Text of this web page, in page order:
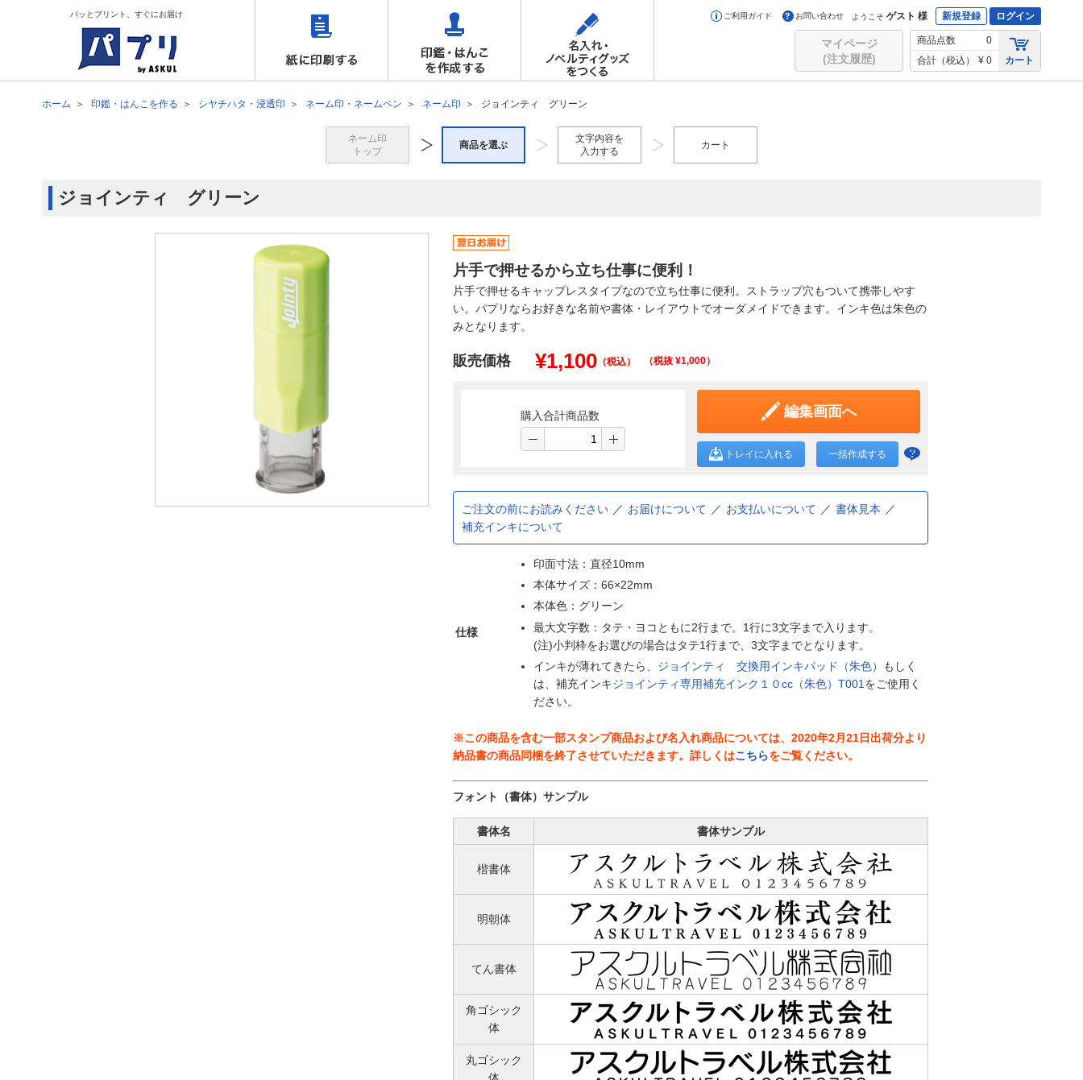
パッとプリント、すぐにお届け ご利用ガイド お問い合わせ ようこそ ゲスト 様 新規登録 ログイン
マイページ
(注文履歴)
商品点数
0
合計（税込）
¥ 0 カート
ホーム 印鑑・はんこを作る シヤチハタ・浸透印 ネーム印・ネームペン ネーム印 ジョインティ グリーン
ネーム印
トップ
商品を選ぶ
文字内容を
入力する
カート
ジョインティ グリーン
片手で押せるから立ち仕事に便利！
片手で押せるキャップレスタイプなので立ち仕事に便利。ストラップ穴もついて携帯しやす
い。パプリならお好きな名前や書体・レイアウトでオーダメイドできます。インキ色は朱色の
みとなります。
販売価格 ¥1,100 （税込） （税抜 ¥1,000）
購入合計商品数 編集画面へ
トレイに入れる 一括作成する
ご注文の前にお読みください お届けについて お支払いについて
書体見本
補充インキについて
仕様
印面寸法：直径10mm
本体サイズ：66×22mm
本体色：グリーン
最大文字数：タテ・ヨコともに2行まで。1行に3文字まで入ります。
(注)小判枠をお選びの場合はタテ1行まで、3文字までとなります。
インキが薄れてきたら、 ジョインティ 交換用インキパッド（朱色）
もしく
は、補充インキジョインティ専用補充インク１０cc（朱色）T001 をご使用く
ださい。
※この商品を含む一部スタンプ商品および名入れ商品については、2020年2月21日出荷分より
納品書の商品同梱を終了させていただきます。詳しくはこちらをご覧ください。
フォント（書体）サンプル
書体名 書体サンプル
楷書体
明朝体
てん書体
角ゴシック
体
丸ゴシック